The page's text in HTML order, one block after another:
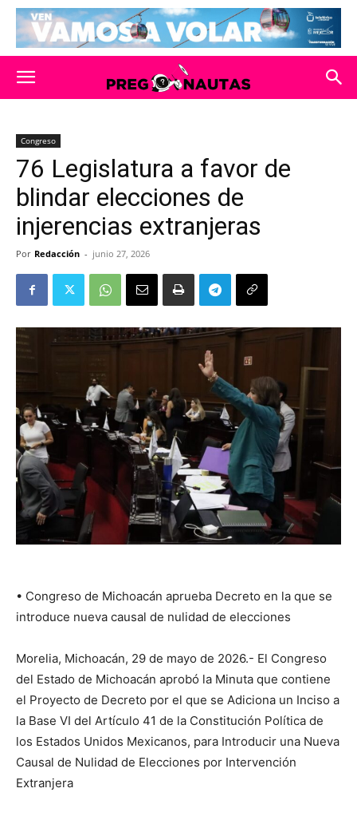
Congreso
76 Legislatura a favor de
blindar elecciones de
injerencias extranjeras
Por Redacción - junio 27, 2026
•⁠ ⁠Congreso de Michoacán aprueba Decreto en la que se
introduce nueva causal de nulidad de elecciones
Morelia, Michoacán, 29 de mayo de 2026.- El Congreso
del Estado de Michoacán aprobó la Minuta que contiene
el Proyecto de Decreto por el que se Adiciona un Inciso a
la Base VI del Artículo 41 de la Constitución Política de
los Estados Unidos Mexicanos, para Introducir una Nueva
Causal de Nulidad de Elecciones por Intervención
Extranjera